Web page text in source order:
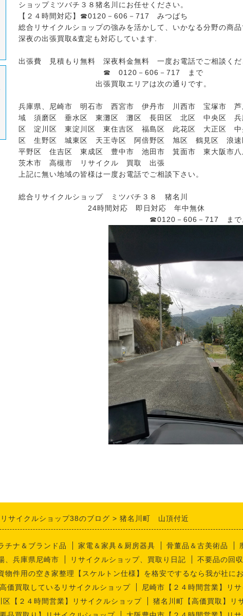
ショップミツバチ３８猪名川にお任せください。
【２４時間対応】☎0120－606－717 みつばち
総合リサイクルショップの強みを活かして、いかなる分野の商
深夜の出張買取&査定も対応しています.
出張費 見積もり無料 深夜料金無料 一度お電話でご相談くだ
☎ 0120－606－717 まで
出張買取エリアは次の通りです。
兵庫県、尼崎市 明石市 西宮市 伊丹市 川西市 宝塚市
域 須磨区 垂水区 東灘区 灘区 長田区 北区 中央区 兵
区 淀川区 東淀川区 東住吉区 福島区 此花区 大正区
区 生野区 城東区 天王寺区 阿倍野区 旭区 鶴見区 浪
平野区 住吉区 東成区 豊中市 池田市 箕面市 東大阪市
茨木市 高槻市 リサイクル 買取 出張
上記に無い地域の皆様は一度お電話でご相談下さい。
総合リサイクルショップ ミツバチ３８ 猪名川
24時間対応 即日対応 年中無休
☎0120－606－717 まで
サイクルショップ38のブログ 猪名川町 山頂付近
チナ＆ブランド品 家電＆家具＆厨房器具 骨董品＆古美術品
、兵庫県尼崎市
リサイクルショップ、買取り日記
不要品の回
物件用の空き家整理【スケルトン仕様】を格安でするなら我が社に
価買取しているリサイクルショップ
尼崎市【２４時間営業】リ
区【２４時間営業】リサイクルショップ
猪名川町【高価買取】リ